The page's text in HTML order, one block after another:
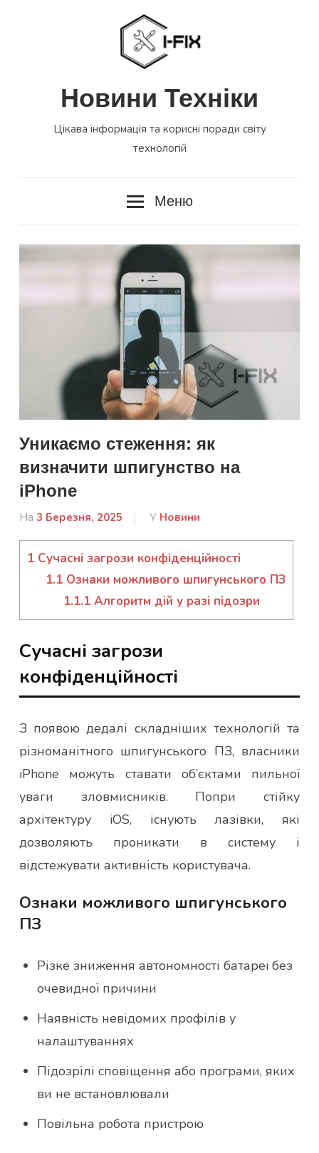
Новини Техніки
Цікава інформація та корисні поради світу
технологій
Меню
Уникаємо стеження: як
визначити шпигунство на
iPhone
На 3 Березня, 2025
Від
У Новини
1 Сучасні загрози конфіденційності
1.1Ознаки можливого шпигунського ПЗ
1.1.1 Алгоритм дій у разі підозри
Сучасні загрози
конфіденційності
З появою дедалі складніших технологій та
різноманітного шпигунського ПЗ, власники
iPhone можуть ставати об’єктами пильної
уваги зловмисників. Попри стійку
архітектуру iOS, існують лазівки, які
дозволяють проникати в систему і
відстежувати активність користувача.
Ознаки можливого шпигунського
ПЗ
Різке зниження автономності батареї без
очевидної причини
Наявність невідомих профілів у
налаштуваннях
Підозрілі сповіщення або програми, яких
ви не встановлювали
Повільна робота пристрою